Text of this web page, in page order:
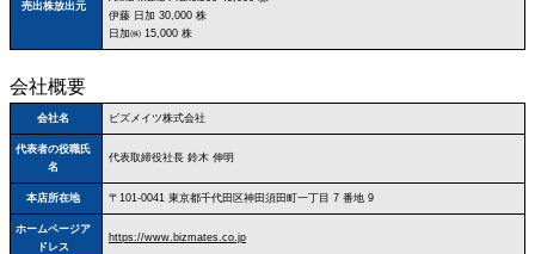
売出株放出元
伊藤 日加 30,000 株
日加㈱ 15,000 株
会社概要
会社名 ビズメイツ株式会社
代表者の役職氏
名
代表取締役社長 鈴木 伸明
本店所在地 〒101‐0041 東京都千代田区神田須田町一丁目 7 番地 9
ホームページア
ドレス
https://www.bizmates.co.jp